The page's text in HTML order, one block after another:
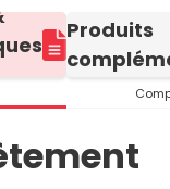
Produits